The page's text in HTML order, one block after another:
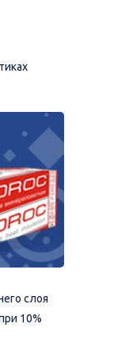
слоя
10%